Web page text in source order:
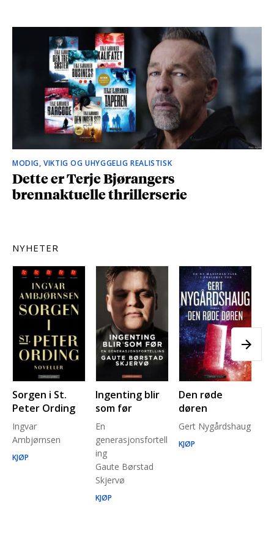
MODIG, VIKTIG OG UHYGGELIG REALISTISK
Dette er Terje Bjørangers
brennaktuelle thrillerserie
NYHETER
Sorgen i St.
Peter Ording
Ingvar
Ambjørnsen
KJØP
Ingenting blir
som før
En
generasjonsfortell
ing
Gaute Børstad
Skjervø
KJØP
Den røde
døren
Gert Nygårdshaug
KJØP